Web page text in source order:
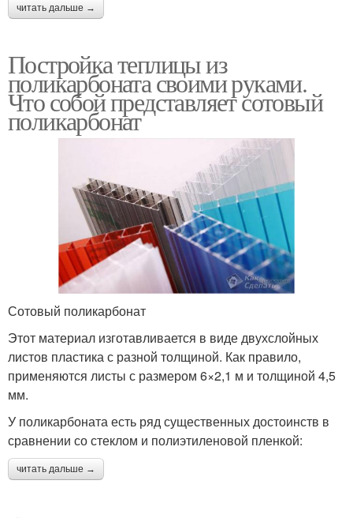
читать дальше →
Постройка теплицы из
поликарбоната своими руками.
Что собой представляет сотовый
поликарбонат
Сотовый поликарбонат
Этот материал изготавливается в виде двухслойных
листов пластика с разной толщиной. Как правило,
применяются листы с размером 6×2,1 м и толщиной 4,5
мм.
У поликарбоната есть ряд существенных достоинств в
сравнении со стеклом и полиэтиленовой пленкой:
читать дальше →